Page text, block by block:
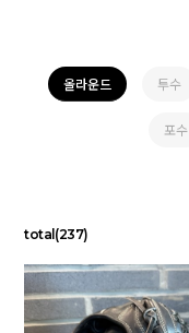
올라운드 투수
포수
total (237)